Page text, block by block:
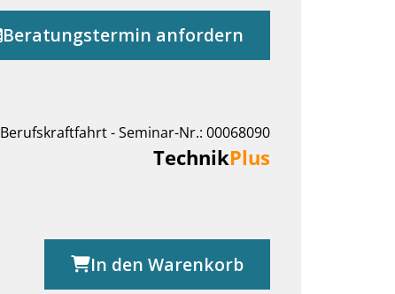
Beratungstermin anfordern
Berufskraftfahrt - Seminar-Nr.: 00068090
TechnikPlus
In den Warenkorb